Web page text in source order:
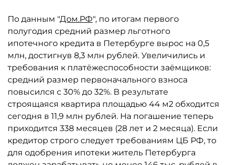
По данным "Дом.РФ", по итогам первого
полугодия средний размер льготного
ипотечного кредита в Петербурге вырос на 0,5
млн, достигнув 8,3 млн рублей. Увеличились и
требования к платёжеспособности заёмщиков:
средний размер первоначального взноса
повысился с 30% до 32%. В результате
строящаяся квартира площадью 44 м2 обходится
сегодня в 11,9 млн рублей. На погашение теперь
приходится 338 месяцев (28 лет и 2 месяца). Если
кредитор строго следует требованиям ЦБ РФ, то
для одобрения ипотеки житель Петербурга